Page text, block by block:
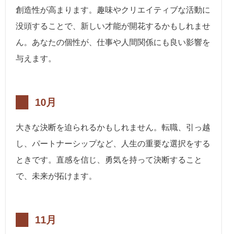
創造性が高まります。趣味やクリエイティブな活動に
没頭することで、新しい才能が開花するかもしれませ
ん。あなたの個性が、仕事や人間関係にも良い影響を
与えます。
10月
大きな決断を迫られるかもしれません。転職、引っ越
し、パートナーシップなど、人生の重要な選択をする
ときです。直感を信じ、勇気を持って決断すること
で、未来が拓けます。
11月